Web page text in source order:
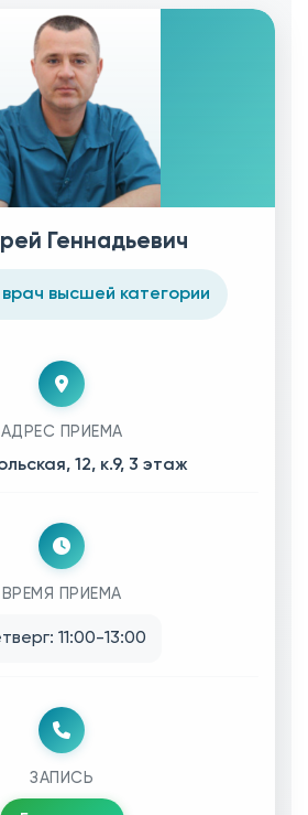
Геннадьевич
высшей категории
АДРЕС ПРИЕМА
12, к.9, 3 этаж
ВРЕМЯ ПРИЕМА
11:00-13:00
ЗАПИСЬ